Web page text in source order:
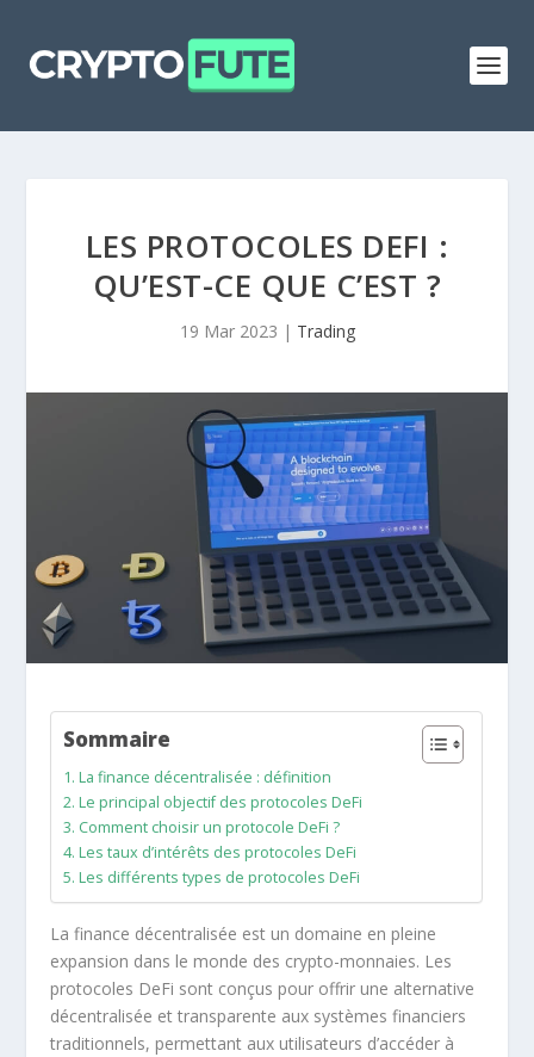
LES PROTOCOLES DEFI :
QU’EST-CE QUE C’EST ?
19 Mar 2023 | Trading
Sommaire
La finance décentralisée : définition
Le principal objectif des protocoles DeFi
Comment choisir un protocole DeFi ?
Les taux d’intérêts des protocoles DeFi
Les différents types de protocoles DeFi
La finance décentralisée est un domaine en pleine
expansion dans le monde des crypto-monnaies. Les
protocoles DeFi sont conçus pour offrir une alternative
décentralisée et transparente aux systèmes financiers
traditionnels, permettant aux utilisateurs d’accéder à